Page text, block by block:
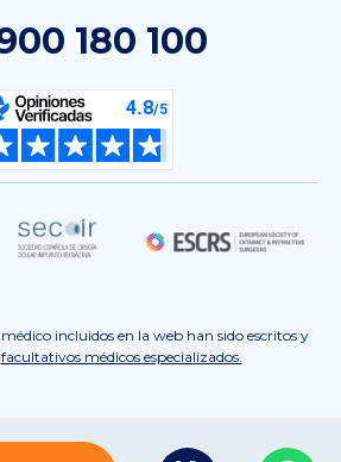
180 100
incluidos en la web han sido escritos y
facultativos médicos especializados.